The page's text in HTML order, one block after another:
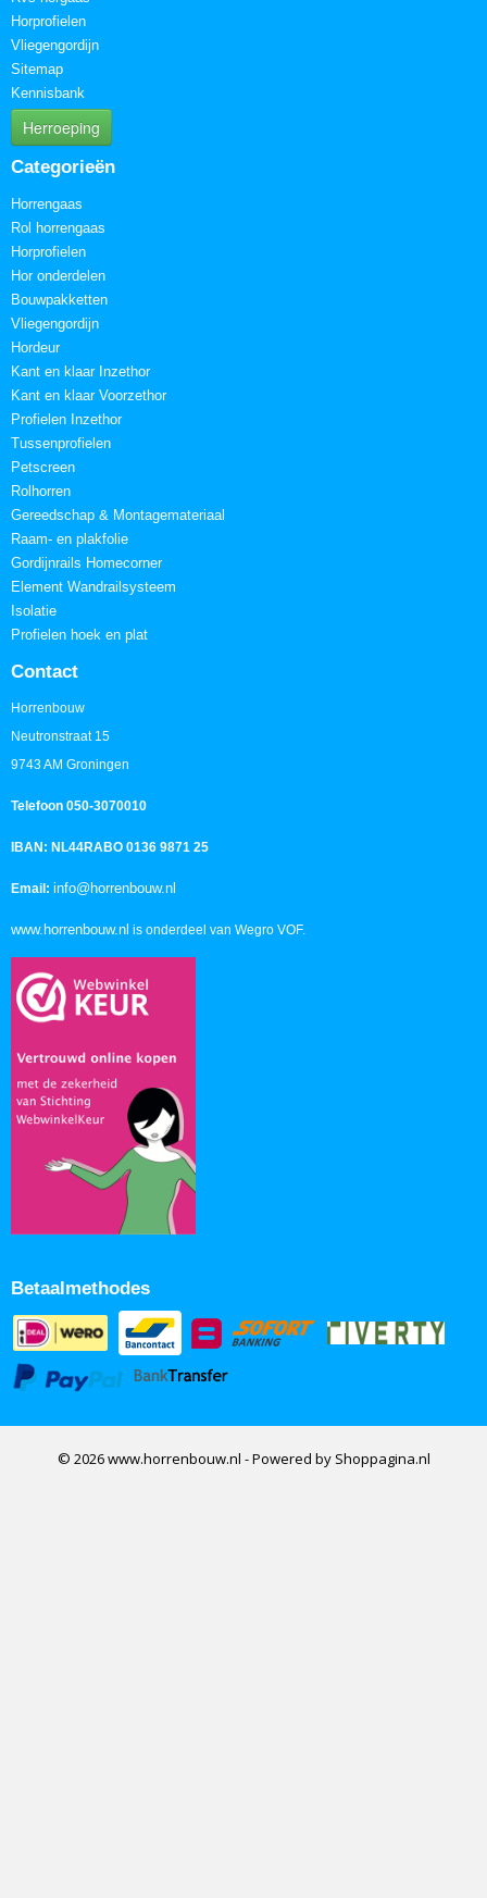
Horprofielen
Vliegengordijn
Sitemap
Kennisbank
Herroeping
Categorieën
Horrengaas
Rol horrengaas
Horprofielen
Hor onderdelen
Bouwpakketten
Vliegengordijn
Hordeur
Kant en klaar Inzethor
Kant en klaar Voorzethor
Profielen Inzethor
Tussenprofielen
Petscreen
Rolhorren
Gereedschap & Montagemateriaal
Raam- en plakfolie
Gordijnrails Homecorner
Element Wandrailsysteem
Isolatie
Profielen hoek en plat
Contact
Horrenbouw
Neutronstraat 15
9743 AM Groningen
Telefoon 050-3070010
IBAN: NL44RABO 0136 9871 25
Email: info@horrenbouw.nl
www.horrenbouw.nl is onderdeel van Wegro VOF.
Betaalmethodes
© 2026 www.horrenbouw.nl - Powered by Shoppagina.nl